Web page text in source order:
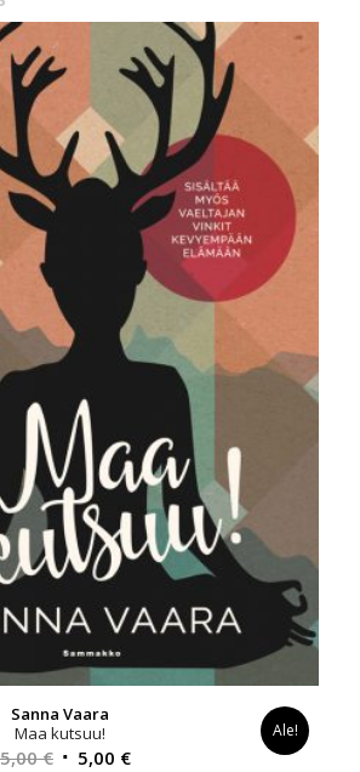
Sanna Vaara
Maa kutsuu!
€ Alkuperäinen
5,00 €Nykyinen
Ale!